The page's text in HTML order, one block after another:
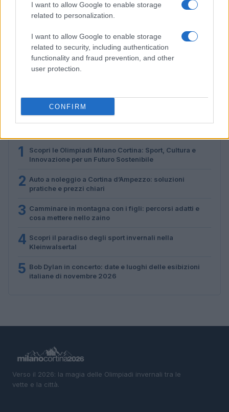
I want to allow Google to enable storage
related to personalization.
I want to allow Google to enable storage
related to security, including authentication
functionality and fraud prevention, and other
user protection.
CONFIRM
Disastri climatici 2026: incendi, alluvioni e caldo
estremo in Europa e oltre
PIÙ LETTI
1
Scopri le Olimpiadi Milano Cortina: Sport, Cultura e
Innovazione per un Futuro Sostenibile
2 Auto a noleggio a Cortina d’Ampezzo: soluzioni
pratiche e prezzi chiari
3 Camminare in montagna con i figli: percorsi adatti e
cosa mettere nello zaino
4 Scopri il paradiso degli sport invernali nella
Kleinwalsertal
5 Bob Dylan in concerto: date e luoghi delle esibizioni
italiane di novembre 2026
Verso il 2026: la magia delle Olimpiadi invernali tra le
vette e la città.